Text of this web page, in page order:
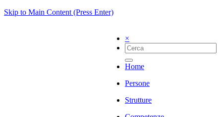
Skip to Main Content (Press Enter)
×
Home
Persone
Strutture